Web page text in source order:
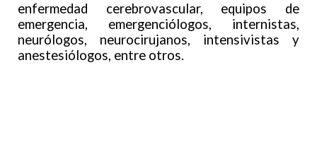
enfermedad cerebrovascular, equipos de
emergencia, emergenciólogos, internistas,
neurólogos, neurocirujanos, intensivistas y
anestesiólogos, entre otros.